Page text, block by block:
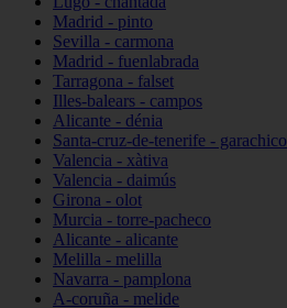
Madrid - pinto
Sevilla - carmona
Madrid - fuenlabrada
Tarragona - falset
Illes-balears - campos
Alicante - dénia
Santa-cruz-de-tenerife - garachico
Valencia - xàtiva
Valencia - daimús
Girona - olot
Murcia - torre-pacheco
Alicante - alicante
Melilla - melilla
Navarra - pamplona
A-coruña - melide